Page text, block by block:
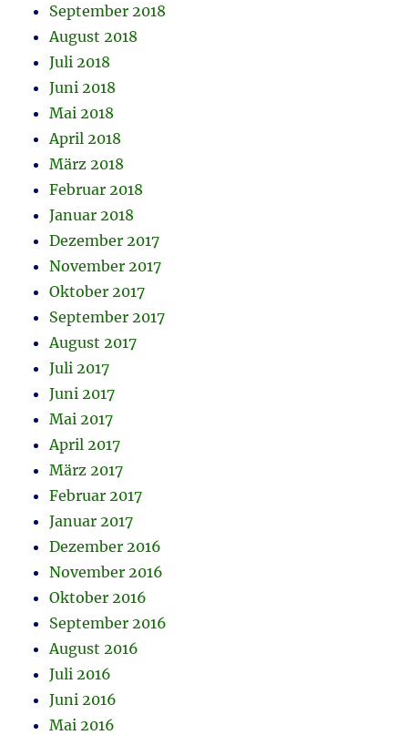
September 2018
August 2018
Juli 2018
Juni 2018
Mai 2018
April 2018
März 2018
Februar 2018
Januar 2018
Dezember 2017
November 2017
Oktober 2017
September 2017
August 2017
Juli 2017
Juni 2017
Mai 2017
April 2017
März 2017
Februar 2017
Januar 2017
Dezember 2016
November 2016
Oktober 2016
September 2016
August 2016
Juli 2016
Juni 2016
Mai 2016